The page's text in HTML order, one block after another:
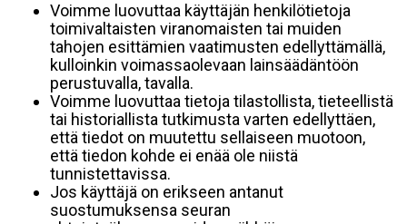
Voimme luovuttaa käyttäjän henkilötietoja
toimivaltaisten viranomaisten tai muiden
tahojen esittämien vaatimusten edellyttämällä,
kulloinkin voimassaolevaan lainsäädäntöön
perustuvalla, tavalla.
Voimme luovuttaa tietoja tilastollista, tieteellistä
tai historiallista tutkimusta varten edellyttäen,
että tiedot on muutettu sellaiseen muotoon,
että tiedon kohde ei enää ole niistä
tunnistettavissa.
Jos käyttäjä on erikseen antanut
suostumuksensa seuran